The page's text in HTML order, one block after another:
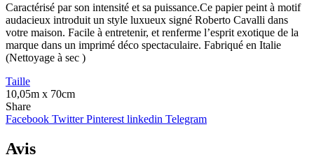
Caractérisé par son intensité et sa puissance.Ce papier peint à motif
audacieux introduit un style luxueux signé Roberto Cavalli dans
votre maison. Facile à entretenir, et renferme l’esprit exotique de la
marque dans un imprimé déco spectaculaire. Fabriqué en Italie
(Nettoyage à sec )
Taille
10,05m x 70cm
Share
Facebook Twitter Pinterest linkedin Telegram
Avis